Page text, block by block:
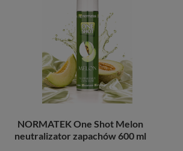
NORMATEK One Shot Melon
neutralizator zapachów 600 ml